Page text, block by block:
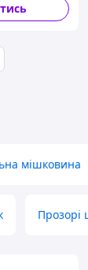
мішковина
Прозорі